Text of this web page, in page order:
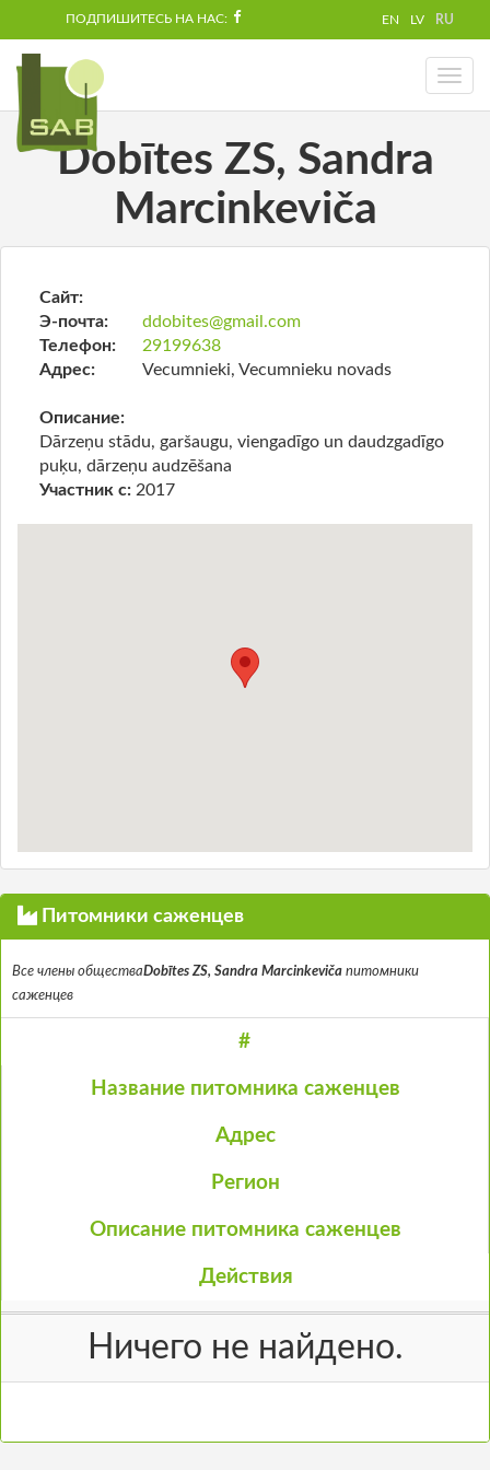
ПОДПИШИТЕСЬ НА НАС: EN LV RU
Toggle
Dobītes ZS, Sandra
Marcinkeviča
Сайт:
Э-почта:
ddobites@gmail.com
Телефон:
29199638
Адрес:
Vecumnieki, Vecumnieku novads
Описание:
Dārzeņu stādu, garšaugu, viengadīgo un daudzgadīgo
puķu, dārzeņu audzēšana
Участник с: 2017
Питомники саженцев
Все члены обществаDobītes ZS, Sandra Marcinkeviča питомники
саженцев
#
Название питомника саженцев
Адрес
Регион
Описание питомника саженцев
Действия
Ничего не найдено.